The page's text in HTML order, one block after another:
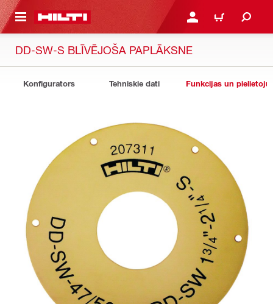
SATURU PIESLĒGTIES VAI
IEPIRKŠANĀS
DD-SW-S BLĪVĒJOŠA PAPLĀKSNE
Konfigurators Tehniskie dati Funkcijas un